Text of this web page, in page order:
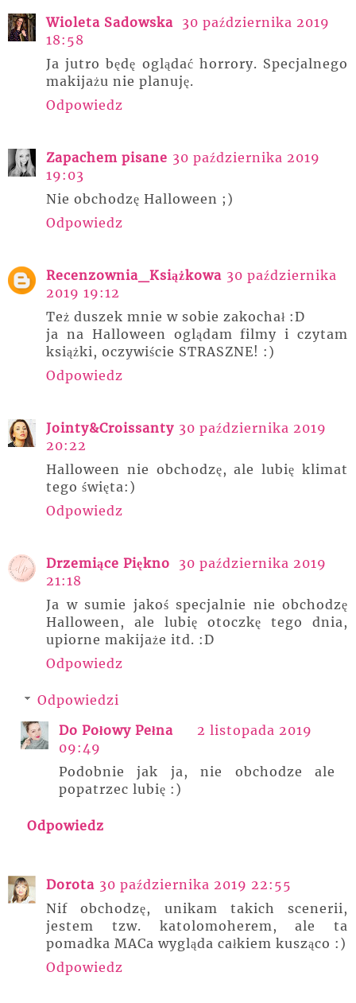
Wioleta Sadowska 30 października 2019
18:58
Ja jutro będę oglądać horrory. Specjalnego
makijażu nie planuję.
Odpowiedz
Zapachem pisane 30 października 2019
19:03
Nie obchodzę Halloween ;)
Odpowiedz
Recenzownia_Książkowa 30 października
2019 19:12
Też duszek mnie w sobie zakochał :D
ja na Halloween oglądam filmy i czytam
książki, oczywiście STRASZNE! :)
Odpowiedz
Jointy&Croissanty 30 października 2019
20:22
Halloween nie obchodzę, ale lubię klimat
tego święta:)
Odpowiedz
Drzemiące Piękno
30 października 2019
21:18
Ja w sumie jakoś specjalnie nie obchodzę
Halloween, ale lubię otoczkę tego dnia,
upiorne makijaże itd. :D
Odpowiedz
Odpowiedzi
Do Połowy Pełna
2 listopada 2019
09:49
Podobnie jak ja, nie obchodze ale
popatrzec lubię :)
Odpowiedz
Dorota 30 października 2019 22:55
Nif obchodzę, unikam takich scenerii,
jestem tzw. katolomoherem, ale ta
pomadka MACa wygląda całkiem kusząco :)
Odpowiedz